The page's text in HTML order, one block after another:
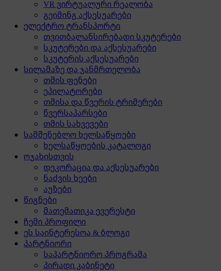
VR ვირტუალური რეალობა
გეიმინგ აქსესუარები
ელექტრო ტრანსპორტი
თვითბალანსირებადი სკუტერები
სკუტერები და აქსესუარები
სკუტერის აქსესუარები
სილამაზე და ჯანმრთელობა
თმის ფენები
ეპილატორები
თმისა და წვერის ტრიმერები
წვერსაპარსები
თმის სახვევები
სამშენებლო ხელსაწყოები
ხელსაწყოების კატალოგი
ოჯახისთვის
დეკორაცია და აქსესუარები
ნაძვის ხეები
აუზები
წიგნები
მათემათიკა ევერესტი
ჩემი პროფილი
ეს საინტერესოა & ბლოგი
პარტნიორი
საპარტნიორო პროგრამა
პირადი კაბინეტი